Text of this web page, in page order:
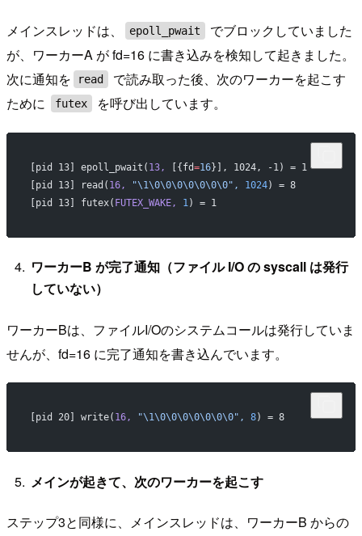
メインスレッドは、 epoll_pwait
でブロックしていました
が、ワーカーA が fd=16 に書き込みを検知して起きました。
次に通知を
read
で読み取った後、次のワーカーを起こす
ために
futex を呼び出しています。
[pid 13] epoll_pwait( 13, [{fd=16}], 1024, -1) =
[pid 13] read( 16, "\1\0\0\0\0\0\0\0", 1024) =
[pid 13] futex( FUTEX_WAKE, 1 ) =
ワーカーB が完了通知（ファイル I/O の syscall は発行
していない）
ワーカーBは、ファイルI/Oのシステムコールは発行していま
せんが、fd=16 に完了通知を書き込んでいます。
[pid 20] write( 16, "\1\0\0\0\0\0\0\0", 8) =
メインが起きて、次のワーカーを起こす
ステップ3と同様に、メインスレッドは、ワーカーB からの